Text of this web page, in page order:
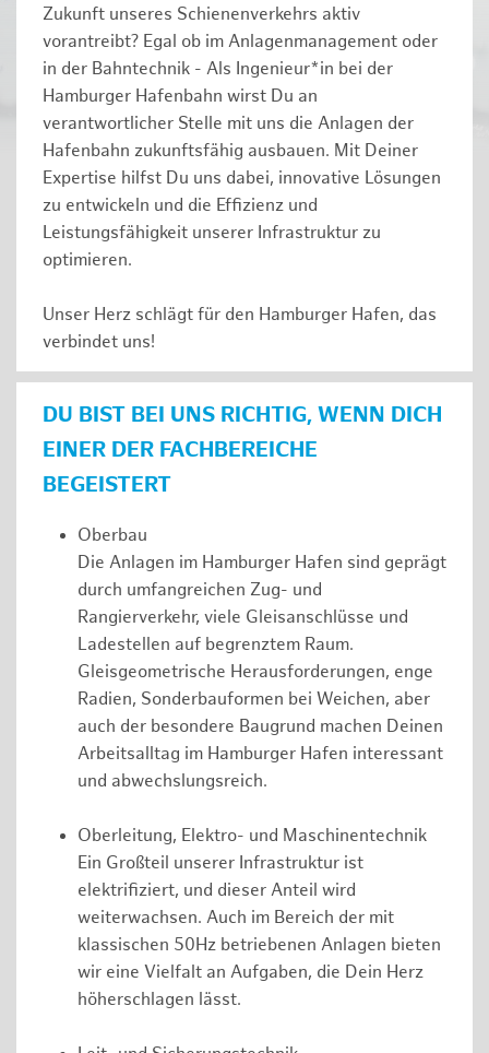
Zukunft unseres Schienenverkehrs aktiv
vorantreibt? Egal ob im Anlagenmanagement oder
in der Bahntechnik - Als Ingenieur*in bei der
Hamburger Hafenbahn wirst Du an
verantwortlicher Stelle mit uns die Anlagen der
Hafenbahn zukunftsfähig ausbauen. Mit Deiner
Expertise hilfst Du uns dabei, innovative Lösungen
zu entwickeln und die Effizienz und
Leistungsfähigkeit unserer Infrastruktur zu
optimieren.
Unser Herz schlägt für den Hamburger Hafen, das
verbindet uns!
DU BIST BEI UNS RICHTIG, WENN DICH
EINER DER FACHBEREICHE
BEGEISTERT
Oberbau
Die Anlagen im Hamburger Hafen sind geprägt
durch umfangreichen Zug- und
Rangierverkehr, viele Gleisanschlüsse und
Ladestellen auf begrenztem Raum.
Gleisgeometrische Herausforderungen, enge
Radien, Sonderbauformen bei Weichen, aber
auch der besondere Baugrund machen Deinen
Arbeitsalltag im Hamburger Hafen interessant
und abwechslungsreich.
Oberleitung, Elektro- und Maschinentechnik
Ein Großteil unserer Infrastruktur ist
elektrifiziert, und dieser Anteil wird
weiterwachsen. Auch im Bereich der mit
klassischen 50Hz betriebenen Anlagen bieten
wir eine Vielfalt an Aufgaben, die Dein Herz
höherschlagen lässt.